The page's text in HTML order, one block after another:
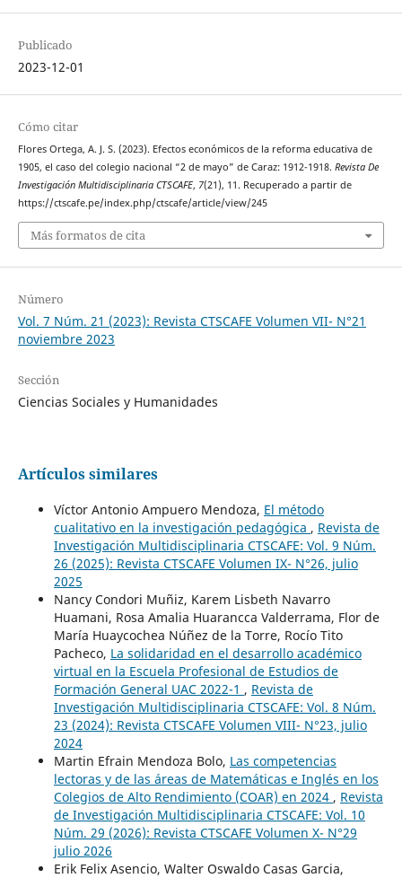
Publicado
2023-12-01
Cómo citar
Flores Ortega, A. J. S. (2023). Efectos económicos de la reforma educativa de
1905, el caso del colegio nacional “2 de mayo” de Caraz: 1912-1918. Revista De
Investigación Multidisciplinaria CTSCAFE, 7(21), 11. Recuperado a partir de
https://ctscafe.pe/index.php/ctscafe/article/view/245
Más formatos de cita
Número
Vol. 7 Núm. 21 (2023): Revista CTSCAFE Volumen VII- N°21
noviembre 2023
Sección
Ciencias Sociales y Humanidades
Artículos similares
Víctor Antonio Ampuero Mendoza, El método
cualitativo en la investigación pedagógica , Revista de
Investigación Multidisciplinaria CTSCAFE: Vol. 9 Núm.
26 (2025): Revista CTSCAFE Volumen IX- N°26, julio
2025
Nancy Condori Muñiz, Karem Lisbeth Navarro
Huamani, Rosa Amalia Huarancca Valderrama, Flor de
María Huaycochea Núñez de la Torre, Rocío Tito
Pacheco, La solidaridad en el desarrollo académico
virtual en la Escuela Profesional de Estudios de
Formación General UAC 2022-1 , Revista de
Investigación Multidisciplinaria CTSCAFE: Vol. 8 Núm.
23 (2024): Revista CTSCAFE Volumen VIII- N°23, julio
2024
Martin Efrain Mendoza Bolo, Las competencias
lectoras y de las áreas de Matemáticas e Inglés en los
Colegios de Alto Rendimiento (COAR) en 2024 , Revista
de Investigación Multidisciplinaria CTSCAFE: Vol. 10
Núm. 29 (2026): Revista CTSCAFE Volumen X- N°29
julio 2026
Erik Felix Asencio, Walter Oswaldo Casas Garcia,